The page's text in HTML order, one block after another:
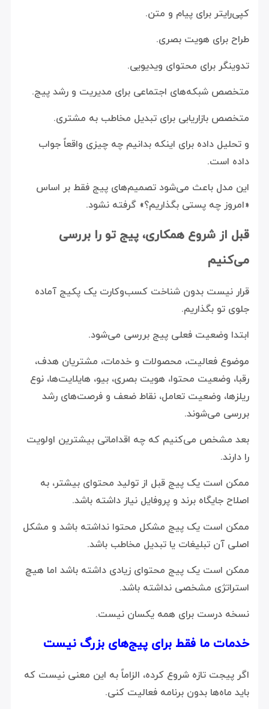
کپی‌رایتر برای پیام و متن.
طراح برای هویت بصری.
تدوینگر برای محتوای ویدیویی.
متخصص شبکه‌های اجتماعی برای مدیریت و رشد پیج.
متخصص بازاریابی برای تبدیل مخاطب به مشتری.
و تحلیل داده برای اینکه بدانیم چه چیزی واقعاً جواب
داده است.
این مدل باعث می‌شود تصمیم‌های پیج فقط بر اساس
«امروز چه پستی بگذاریم؟» گرفته نشود.
قبل از شروع همکاری، پیج تو را بررسی
می‌کنیم
قرار نیست بدون شناخت کسب‌وکارت یک پکیج آماده
جلوی تو بگذاریم.
ابتدا وضعیت فعلی پیج بررسی می‌شود.
موضوع فعالیت، محصولات و خدمات، مشتریان هدف،
رقبا، وضعیت محتوا، هویت بصری، بیو، هایلایت‌ها، نوع
ریلزها، وضعیت تعامل، نقاط ضعف و فرصت‌های رشد
بررسی می‌شوند.
بعد مشخص می‌کنیم که چه اقداماتی بیشترین اولویت
را دارند.
ممکن است یک پیج قبل از تولید محتوای بیشتر، به
اصلاح جایگاه برند و پروفایل نیاز داشته باشد.
ممکن است یک پیج مشکل محتوا نداشته باشد و مشکل
اصلی آن تبلیغات یا تبدیل مخاطب باشد.
ممکن است یک پیج محتوای زیادی داشته باشد اما هیچ
استراتژی مشخصی نداشته باشد.
نسخه درست برای همه یکسان نیست.
خدمات ما فقط برای پیج‌های بزرگ نیست
اگر پیجت تازه شروع کرده، الزاماً به این معنی نیست که
باید ماه‌ها بدون برنامه فعالیت کنی.